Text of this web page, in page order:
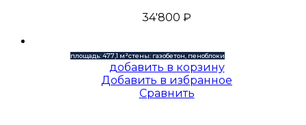
34'800 ₽
площадь: 477,1 м²стены: газобетон, пеноблоки
добавить в корзину
Добавить в избранное
Сравнить